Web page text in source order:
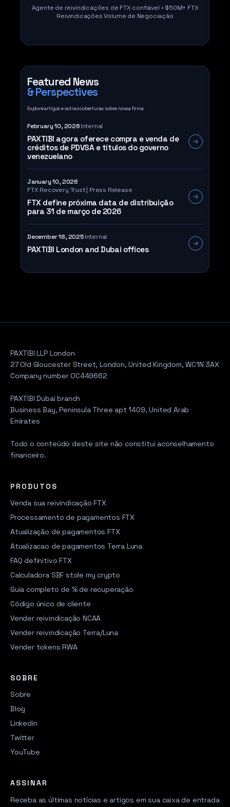
Agente de reivindicações de FTX confiável • $50M+ FTX
Reivindicações Volume de Negociação
Featured News
& Perspectives
Explore artigos e outras coberturas sobre nossa firma
February 10, 2026Internal
PAXTIBI agora oferece compra e venda de
créditos de PDVSA e títulos do governo
venezuelano
January 10, 2026
FTX Recovery Trust | Press Release
FTX define próxima data de distribuição
para 31 de março de 2026
December 18, 2025Internal
PAXTIBI London and Dubai offices
PAXTIBI LLP London
27 Old Gloucester Street, London, United Kingdom, WC1N 3AX
Company number OC449662
PAXTIBI Dubai branch
Business Bay, Peninsula Three apt 1409, United Arab
Emirates
Todo o conteúdo deste site não constitui aconselhamento
financeiro.
PRODUTOS
Venda sua reivindicação FTX
Processamento de pagamentos FTX
Atualização de pagamentos FTX
Atualizacao de pagamentos Terra Luna
FAQ definitivo FTX
Calculadora SBF stole my crypto
Guia completo de % de recuperação
Código único de cliente
Vender reivindicação NCAA
Vender reivindicação Terra/Luna
Vender tokens RWA
SOBRE
Sobre
Blog
Linkedin
Twitter
YouTube
ASSINAR
Receba as últimas notícias e artigos em sua caixa de entrada